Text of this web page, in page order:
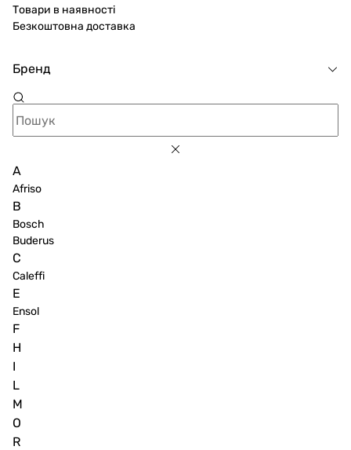
Товари в наявності
Безкоштовна доставка
Бренд
A
Afriso
B
Bosch
Buderus
C
Caleffi
E
Ensol
F
H
I
L
M
O
R